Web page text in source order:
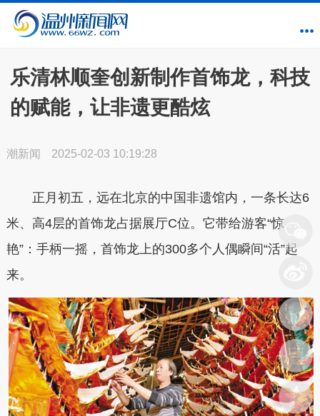
乐清林顺奎创新制作首饰龙，科技
的赋能，让非遗更酷炫
潮新闻 2025-02-03 10:19:28
正月初五，远在北京的中国非遗馆内，一条长达6
米、高4层的首饰龙占据展厅C位。它带给游客“惊
艳”：手柄一摇，首饰龙上的300多个人偶瞬间“活”起
来。